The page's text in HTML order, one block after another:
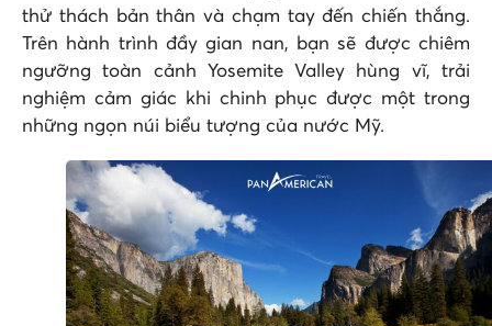
thử thách bản thân và chạm tay đến chiến thắng.
Trên hành trình đầy gian nan, bạn sẽ được chiêm
ngưỡng toàn cảnh Yosemite Valley hùng vĩ, trải
nghiệm cảm giác khi chinh phục được một trong
những ngọn núi biểu tượng của nước Mỹ.